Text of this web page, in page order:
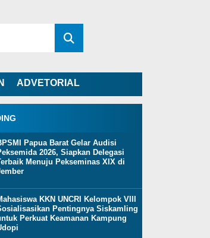
ADVETORIAL
Papua Barat Gelar Audisi
2026, Siapkan Delegasi
Menuju Pekseminas XIX di
KKN UNCRI Kelompok VIII
Pentingnya Siskamling
Perkuat Keamanan Kampung